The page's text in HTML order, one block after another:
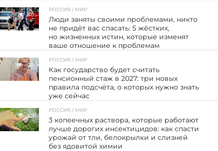
46
РОССИЯ / МИР
Люди заняты своими проблемами, никто
не придёт вас спасать: 5 жёстких,
но жизненных истин, которые изменят
ваше отношение к проблемам
124
РОССИЯ / МИР
Как государство будет считать
пенсионный стаж в 2027: три новых
правила подсчёта, о которых нужно знать
уже сейчас
101
РОССИЯ / МИР
3 копеечных раствора, которые работают
лучше дорогих инсектицидов: как спасти
урожай от тли, белокрылки и слизней
без ядовитой химии